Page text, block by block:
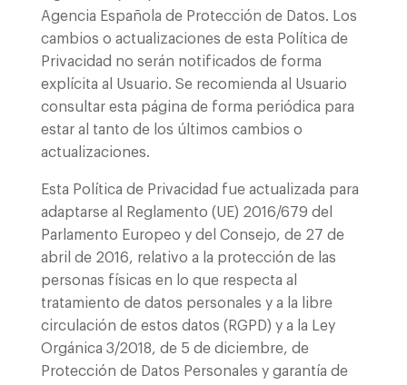
Agencia Española de Protección de Datos. Los
cambios o actualizaciones de esta Política de
Privacidad no serán notificados de forma
explícita al Usuario. Se recomienda al Usuario
consultar esta página de forma periódica para
estar al tanto de los últimos cambios o
actualizaciones.
Esta Política de Privacidad fue actualizada para
adaptarse al Reglamento (UE) 2016/679 del
Parlamento Europeo y del Consejo, de 27 de
abril de 2016, relativo a la protección de las
personas físicas en lo que respecta al
tratamiento de datos personales y a la libre
circulación de estos datos (RGPD) y a la Ley
Orgánica 3/2018, de 5 de diciembre, de
Protección de Datos Personales y garantía de